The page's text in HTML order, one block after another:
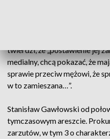
twierdzi, że „postawienie jej
medialny, chcą pokazać, że
sprawie przeciw mężowi, że
w to zamieszana…”.
Stanisław Gawłowski od
tymczasowym areszcie.
zarzutów, w tym 3 o